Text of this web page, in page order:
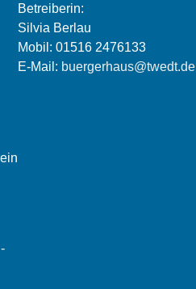
Betreiberin:
Silvia Berlau
Mobil: 01516 2476133
E-Mail: buergerhaus@twedt.de